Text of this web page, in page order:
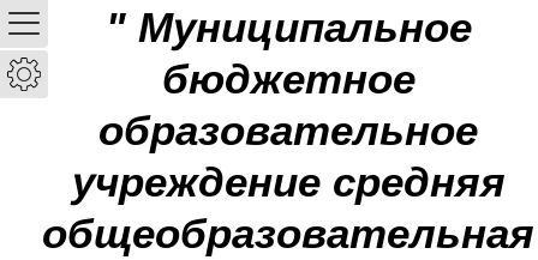
" Муниципальное
бюджетное
образовательное
учреждение средняя
общеобразовательная